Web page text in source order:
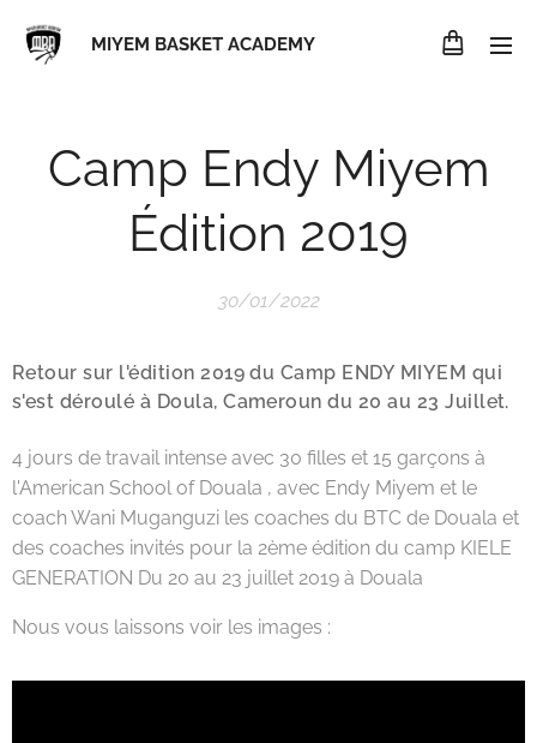
MIYEM BASKET ACADEMY
Camp Endy Miyem
Édition 2019
30/01/2022
Retour sur l'édition 2019 du Camp ENDY MIYEM qui
s'est déroulé à Doula, Cameroun du 20 au 23 Juillet.
4 jours de travail intense avec 30 filles et 15 garçons à
l'American School of Douala , avec Endy Miyem et le
coach Wani Muganguzi les coaches du BTC de Douala et
des coaches invités pour la 2ème édition du camp KIELE
GENERATION Du 20 au 23 juillet 2019 à Douala
Nous vous laissons voir les images :